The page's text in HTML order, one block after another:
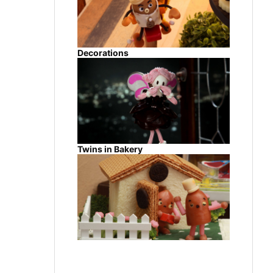
Decorations
Twins in Bakery